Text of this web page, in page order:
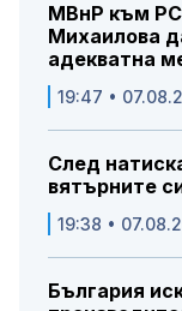
МВнР към
Михаилова
адекватна
19:47 •
След
вятърните
19:38 •
България